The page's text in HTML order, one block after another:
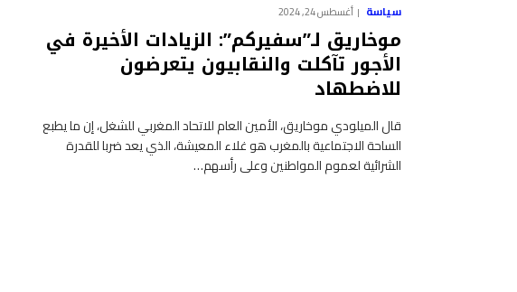
سياسة أغسطس 24, 2024
موخاريق لـ”سفيركم”: الزيادات الأخيرة في
الأجور تآكلت والنقابيون يتعرضون
للاضطهاد
قال الميلودي موخاريق، الأمين العام للاتحاد المغربي للشغل، إن ما يطبع
الساحة الاجتماعية بالمغرب هو غلاء المعيشة، الذي يعد ضربا للقدرة
الشرائية لعموم المواطنين وعلى رأسهم…